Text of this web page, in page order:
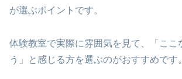
が選ぶポイントです。
体験教室で実際に雰囲気を見て、「ここ
う」と感じる方を選ぶのがおすすめです。